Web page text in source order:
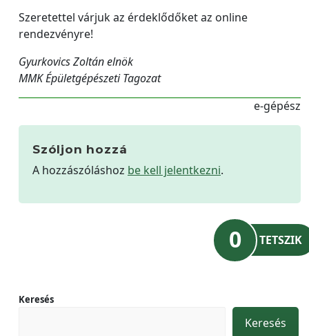
Szeretettel várjuk az érdeklődőket az online
rendezvényre!
Gyurkovics Zoltán elnök
MMK Épületgépészeti Tagozat
e-gépész
Szóljon hozzá
A hozzászóláshoz be kell jelentkezni.
0 TETSZIK
Keresés
Keresés